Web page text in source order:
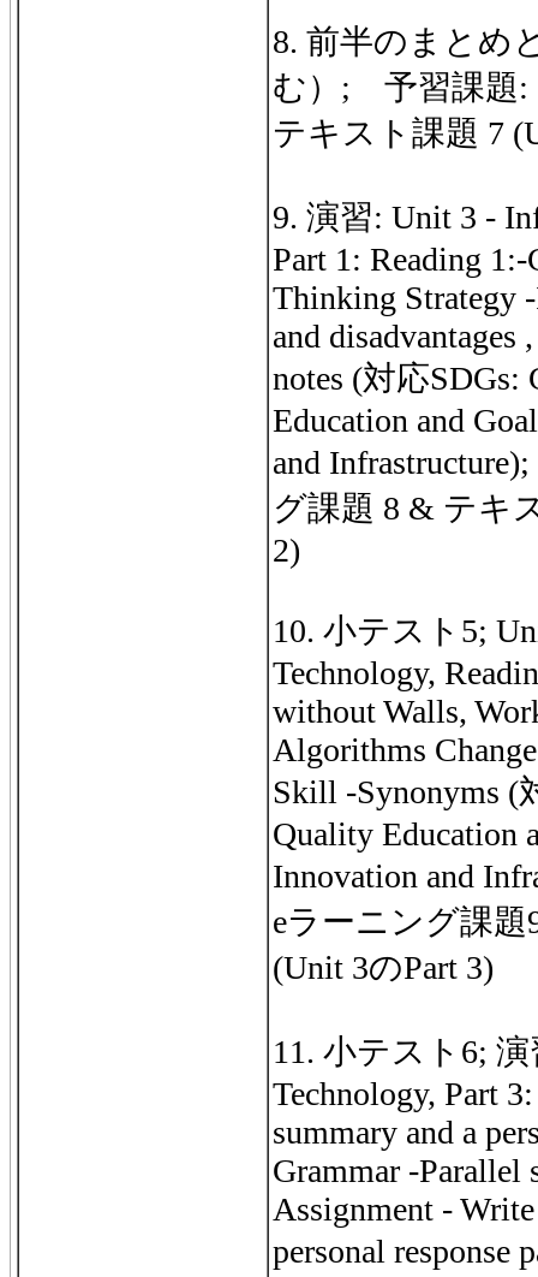
8. 前半のまとめ
む）; 予習課題:
テキスト課題 7
9. 演習: Unit 3 -
Part 1: Reading
Thinking Strategy
and
notes (対応SDGs:
Education and
and
グ課題 8 & テキ
2)
10. 小テスト5;
Technology,
without Walls,
Algorithms
Skill -Synonyms (
Quality Education
Innovation and
eラーニング課
(Unit 3のPart 3)
11. 小テスト6;
Technology, Part
summary and a
Grammar -Parallel
Assignment -
personal response